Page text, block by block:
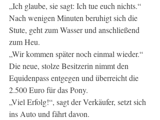
„Ich glaube, sie sagt: Ich tue euch nichts.“
Nach wenigen Minuten beruhigt sich die
Stute, geht zum Wasser und anschließend
zum Heu.
„Wir kommen später noch einmal wieder.“
Die neue, stolze Besitzerin nimmt den
Equidenpass entgegen und überreicht die
2.500 Euro für das Pony.
„Viel Erfolg!“, sagt der Verkäufer, setzt sich
ins Auto und fährt davon.